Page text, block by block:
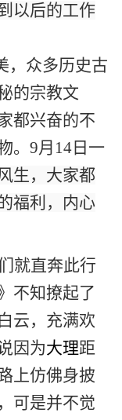
以后的工作
，众多历史古
的宗教文
都兴奋的不
。9月14日一
生，大家都
福利，内心
就直奔此行
不知撩起了
云，充满欢
因为大理距
上仿佛身披
， 可是并不觉